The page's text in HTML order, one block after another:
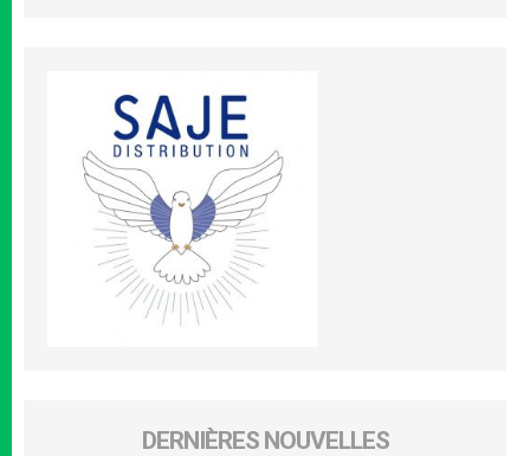
DERNIÈRES NOUVELLES